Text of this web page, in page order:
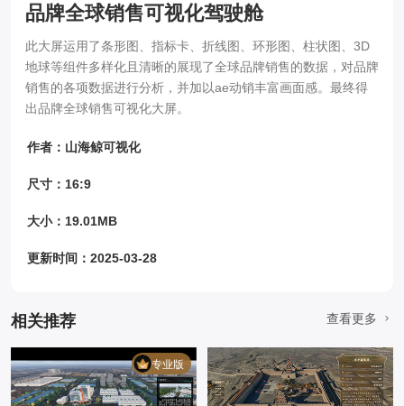
品牌全球销售可视化驾驶舱
此大屏运用了条形图、指标卡、折线图、环形图、柱状图、3D
地球等组件多样化且清晰的展现了全球品牌销售的数据，对品牌
销售的各项数据进行分析，并加以ae动销丰富画面感。最终得
出品牌全球销售可视化大屏。
作者：山海鲸可视化
尺寸：16:9
大小：19.01MB
更新时间：2025-03-28
相关推荐 查看更多
专业版